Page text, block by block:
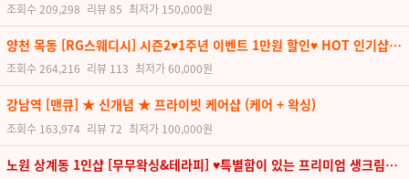
최저가 150,000원
리뷰85
조회수209,298
양천 목동 [RG스웨디시] 시즌2♥1주년 이벤트 1만원 할인♥ HOT 인기샵♥친절한 관리사님♥
최저가60,000원
리뷰 113
조회수264,216
강남역 [맨큐] ★ 신개념 ★ 프라이빗 케어샵 (케어 + 왁싱)
최저가 100,000원
리뷰72
조회수 163,974
노원 상계동 1인샵 [무무왁싱&테라피] ♥특별함이 있는 프리미엄 생크림트리트먼트 왁싱 릴렉싱 스웨디시♥